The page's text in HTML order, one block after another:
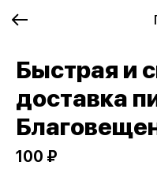
Быстрая и
доставка
100 ₽